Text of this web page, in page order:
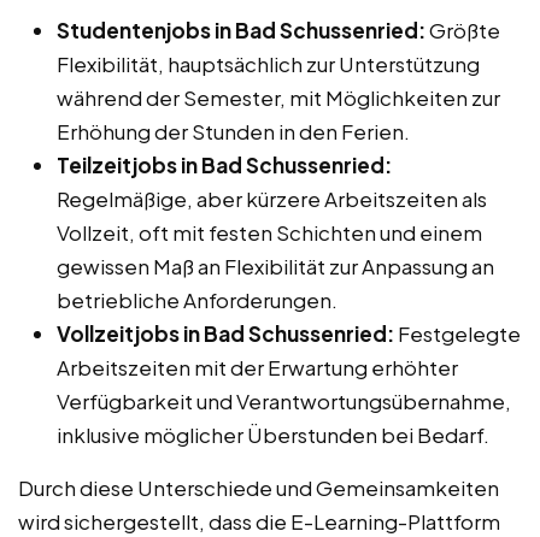
Studentenjobs in Bad Schussenried:Größte
Flexibilität, hauptsächlich zur Unterstützung
während der Semester, mit Möglichkeiten zur
Erhöhung der Stunden in den Ferien.
Teilzeitjobs in Bad Schussenried:
Regelmäßige, aber kürzere Arbeitszeiten als
Vollzeit, oft mit festen Schichten und einem
gewissen Maß an Flexibilität zur Anpassung an
betriebliche Anforderungen.
Vollzeitjobs in Bad Schussenried: Festgelegte
Arbeitszeiten mit der Erwartung erhöhter
Verfügbarkeit und Verantwortungsübernahme,
inklusive möglicher Überstunden bei Bedarf.
Durch diese Unterschiede und Gemeinsamkeiten
wird sichergestellt, dass die E-Learning-Plattform